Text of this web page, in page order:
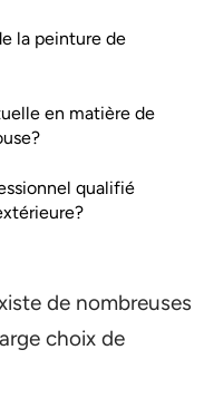
la peinture de
en matière de
qualifié
de nombreuses
choix de